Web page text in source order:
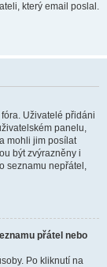
který email poslal.
Uživatelé přidáni
panelu,
mohli jim posílat
být zvýrazněny i
seznamu nepřátel,
přátel nebo
Po kliknutí na